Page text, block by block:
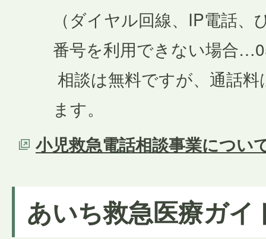
（ダイヤル回線、IP電話
番号を利用できない場合
相談は無料ですが、通話
ます。
小児救急電話相談事業につい
あいち救急医療ガイ